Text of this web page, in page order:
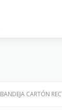
BANDEJA CARTÓN